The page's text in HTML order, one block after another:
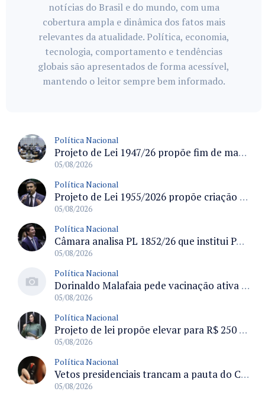
notícias do Brasil e do mundo, com uma
cobertura ampla e dinâmica dos fatos mais
relevantes da atualidade. Política, economia,
tecnologia, comportamento e tendências
globais são apresentados de forma acessível,
mantendo o leitor sempre bem informado.
Política Nacional
Projeto de Lei 1947/26 propõe fim de margens para cartão de crédito e consignado do INSS
05/08/2026
Política Nacional
Projeto de Lei 1955/2026 propõe criação de geração livre de fumo ao restringir venda de vapes a nascidos desde 1º de janeiro de 2009
05/08/2026
Política Nacional
Câmara analisa PL 1852/26 que institui Política Nacional de Gestão de Desempenho e Eficiência para servidores públicos
05/08/2026
Política Nacional
Dorinaldo Malafaia pede vacinação ativa ao Ministério da Saúde para reverter queda na cobertura vacinal no Brasil
05/08/2026
Política Nacional
Projeto de lei propõe elevar para R$ 250 mil limite de isenção do IPI para pessoas com deficiência e autismo
05/08/2026
Política Nacional
Vetos presidenciais trancam a pauta do Congresso com 87 itens pendentes e incluem trechos do Orçamento de 2026
05/08/2026